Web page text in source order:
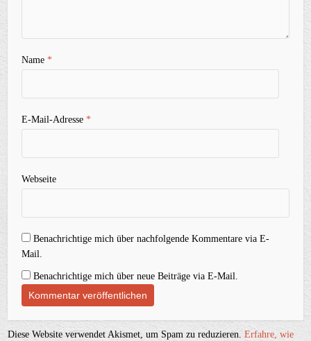
Name*
E-Mail-Adresse*
Webseite
Benachrichtige mich über nachfolgende Kommentare via E-
Mail.
Benachrichtige mich über neue Beiträge via E-Mail.
Diese Website verwendet Akismet, um Spam zu reduzieren.Erfahre, wie